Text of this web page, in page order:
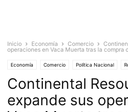
Inicio Economía Comercio
operaciones en Vaca Muerta tras la compra
Economía Comercio Política Nacional
Continental
expande sus